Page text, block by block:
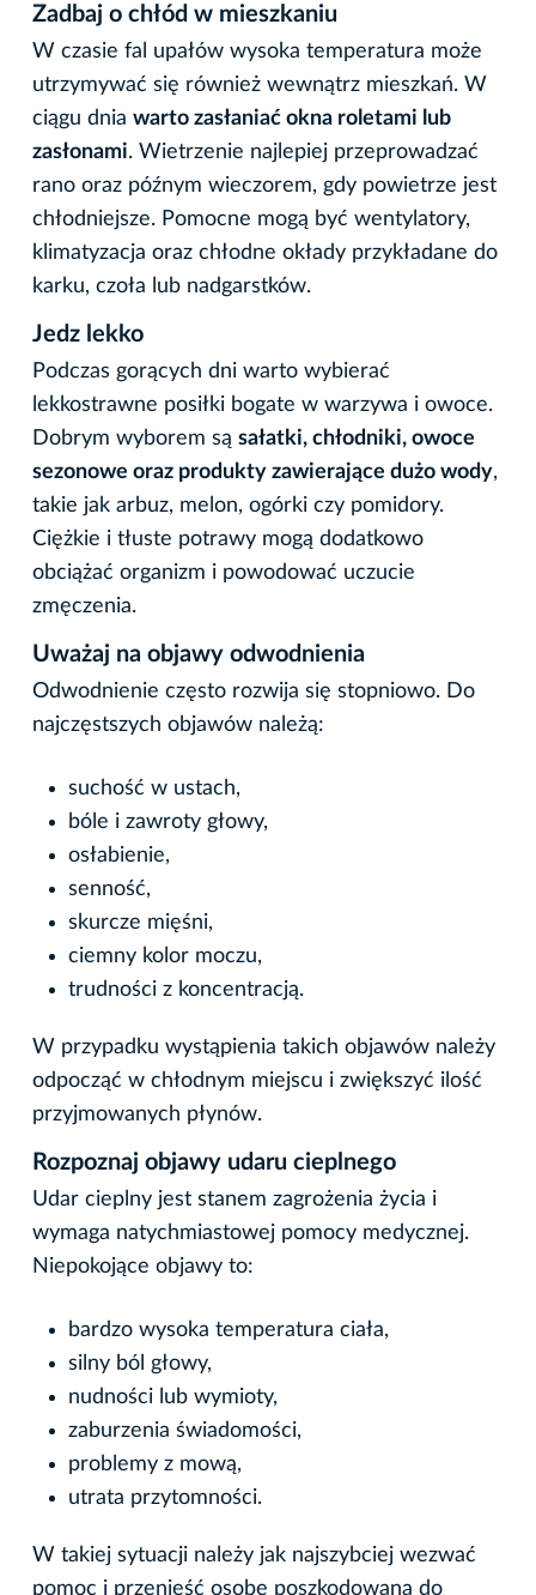
Zadbaj o chłód w mieszkaniu
W czasie fal upałów wysoka temperatura może
utrzymywać się również wewnątrz mieszkań. W
ciągu dnia warto zasłaniać okna roletami lub
zasłonami. Wietrzenie najlepiej przeprowadzać
rano oraz późnym wieczorem, gdy powietrze jest
chłodniejsze. Pomocne mogą być wentylatory,
klimatyzacja oraz chłodne okłady przykładane do
karku, czoła lub nadgarstków.
Jedz lekko
Podczas gorących dni warto wybierać
lekkostrawne posiłki bogate w warzywa i owoce.
Dobrym wyborem są sałatki, chłodniki, owoce
sezonowe oraz produkty zawierające dużo wody,
takie jak arbuz, melon, ogórki czy pomidory.
Ciężkie i tłuste potrawy mogą dodatkowo
obciążać organizm i powodować uczucie
zmęczenia.
Uważaj na objawy odwodnienia
Odwodnienie często rozwija się stopniowo. Do
najczęstszych objawów należą:
suchość w ustach,
bóle i zawroty głowy,
osłabienie,
senność,
skurcze mięśni,
ciemny kolor moczu,
trudności z koncentracją.
W przypadku wystąpienia takich objawów należy
odpocząć w chłodnym miejscu i zwiększyć ilość
przyjmowanych płynów.
Rozpoznaj objawy udaru cieplnego
Udar cieplny jest stanem zagrożenia życia i
wymaga natychmiastowej pomocy medycznej.
Niepokojące objawy to:
bardzo wysoka temperatura ciała,
silny ból głowy,
nudności lub wymioty,
zaburzenia świadomości,
problemy z mową,
utrata przytomności.
W takiej sytuacji należy jak najszybciej wezwać
pomoc i przenieść osobę poszkodowaną do